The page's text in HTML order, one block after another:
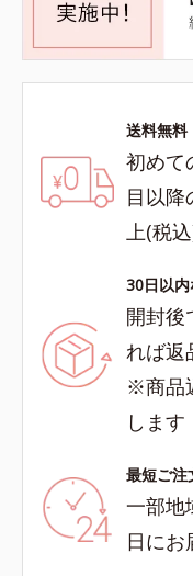
送料無料
初めて
目以降
上(税
30日以
開封後
れば返
※商品
します
最短ご注
一部地
日にお